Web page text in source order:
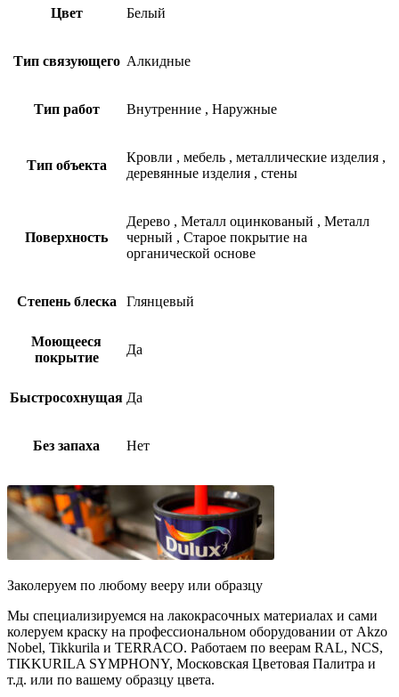
Цвет Белый
Тип связующего Алкидные
Тип работ Внутренние , Наружные
Тип объекта
Кровли , мебель , металлические изделия ,
деревянные изделия , стены
Поверхность
Дерево , Металл оцинкованый , Металл
черный , Старое покрытие на
органической основе
Степень блеска Глянцевый
Моющееся
покрытие
Да
Быстросохнущая Да
Без запаха Нет
Заколеруем по любому вееру или образцу
Мы специализируемся на лакокрасочных материалах и сами
колеруем краску на профессиональном оборудовании от Akzo
Nobel, Tikkurila и TERRACO. Работаем по веерам RAL, NCS,
TIKKURILA SYMPHONY, Московская Цветовая Палитра и
т.д. или по вашему образцу цвета.